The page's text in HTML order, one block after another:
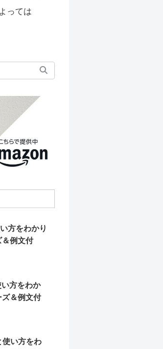
っては
方をわかり
例文付
い方をわか
ズ＆例文付
使い方をわ